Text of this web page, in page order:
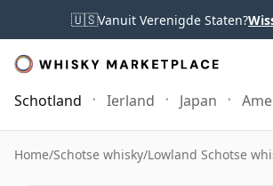
🇺🇸Vanuit Verenigde Staten?
Schotland Ierland Japan
Home/Schotse whisky/Lowland Schotse